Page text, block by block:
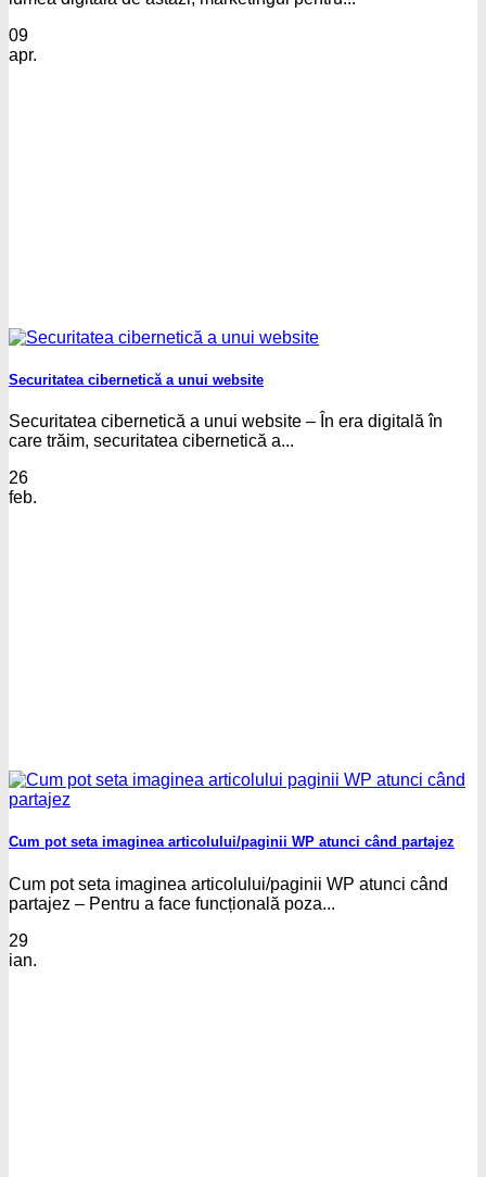
09
apr.
Securitatea cibernetică a unui website
Securitatea cibernetică a unui website – În era digitală în
care trăim, securitatea cibernetică a...
26
feb.
Cum pot seta imaginea articolului/paginii WP atunci când partajez
Cum pot seta imaginea articolului/paginii WP atunci când
partajez – Pentru a face funcțională poza...
29
ian.